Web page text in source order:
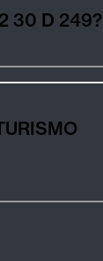
30 D 249?